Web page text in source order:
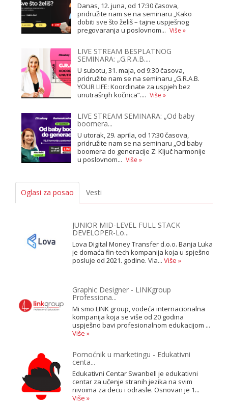
Danas, 12. juna, od 17:30 časova,
pridružite nam se na seminaru „Kako
dobiti sve što želiš – tajne uspješnog
pregovaranja u poslovnom... Više »
LIVE STREAM BESPLATNOG
SEMINARA: „G.R.A.B....
U subotu, 31. maja, od 9:30 časova,
pridružite nam se na seminaru „G.R.A.B.
YOUR LIFE: Koordinate za uspjeh bez
unutrašnjih kočnica”.... Više »
LIVE STREAM SEMINARA: „Od baby
boomera...
U utorak, 29. aprila, od 17:30 časova,
pridružite nam se na seminaru „Od baby
boomera do generacije Z: Ključ harmonije
u poslovnom... Više »
Oglasi za posao Vesti
JUNIOR MID-LEVEL FULL STACK
DEVELOPER-Lo...
Lova Digital Money Transfer d.o.o. Banja Luka
je domaća fin-tech kompanija koja u spješno
posluje od 2021. godine. Vla... Više »
Graphic Designer - LINKgroup
Professiona...
Mi smo LINK group, vodeća internacionalna
kompanija koja se više od 20 godina
uspješno bavi profesionalnom edukacijom ...
Više »
Pomoćnik u marketingu - Edukativni
centa...
Edukativni Centar Swanbell je edukativni
centar za učenje stranih jezika na svim
nivoima za decu i odrasle. Osnovan je 1...
Više »